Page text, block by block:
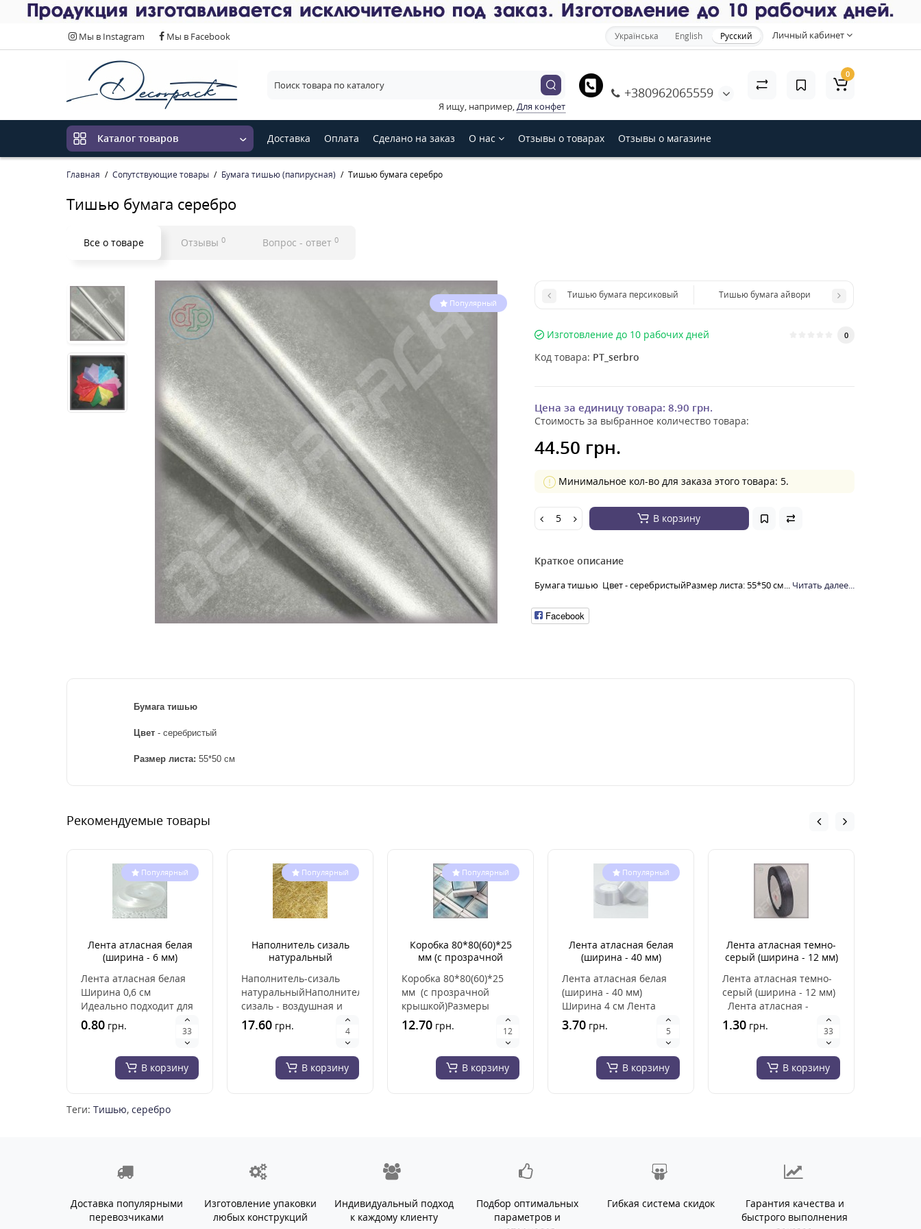
Мы в Instagram Мы в Facebook Личный кабинет
Українська English Русский
+380962065559
Я ищу, например,Для конфет
0
Каталог товаров Доставка Оплата Сделано на заказ О нас Отзывы о товарах Отзывы о магазине
Главная Сопутствующие товары Бумага тишью (папирусная) Тишью бумага серебро
Тишью бумага серебро
×
Все о товаре Отзывы 0 Вопрос - ответ 0
Популярный
Тишью бумага персиковый Тишью бумага айвори
Изготовление до 10 рабочих дней 0
Код товара: PT_serbro
Цена за единицу товара: 8.90 грн.
Стоимость за выбранное количество товара:
44.50 грн.
Минимальное кол-во для заказа этого товара: 5.
В корзину
Краткое описание
Бумага тишью Цвет - серебристыйРазмер листа: 55*50 см... Читать далее...
Facebook
Бумага тишью
Цвет - серебристый
Размер листа: 55*50 см
Рекомендуемые товары
Популярный
Лента атласная белая
(ширина - 6 мм)
Лента атласная белая
Ширина 0,6 см
Идеально подходит для
вышивки, вязания
лентами, для аксессу..
0.80 грн.
В корзину
Популярный
Наполнитель сизаль
натуральный
Наполнитель-сизаль
натуральныйНаполнитель-
сизаль - воздушная и
мягкая деталь
хендмейд-изделий и их
17.60 грн.
В корзину
Популярный
Коробка 80*80(60)*25
мм (с прозрачной
Коробка 80*80(60)*25
мм (с прозрачной
крышкой)Размеры
коробки наружные
(внутренние):длина -
12.70 грн.
В корзину
Популярный
Лента атласная белая
(ширина - 40 мм)
Лента атласная белая
(ширина - 40 мм)
Ширина 4 см Лента
атласная шириной 4 см.
Цена указа..
3.70 грн.
В корзину
Лента атласная темно-
серый (ширина - 12 мм)
Лента атласная темно-
серый (ширина - 12 мм)
Лента атласная -
ширина 1,2 см (12 мм)..
1.30 грн.
В корзину
Теги: Тишью, серебро
Доставка популярными
перевозчиками
Изготовление упаковки
любых конструкций
Индивидуальный подход
к каждому клиенту
Подбор оптимальных
параметров и
Гибкая система скидок
Гарантия качества и
быстрого выполнения